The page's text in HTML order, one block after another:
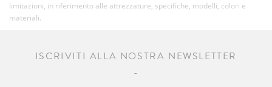
limitazioni, in riferimento alle attrezzature, specifiche, modelli, colori e
materiali.
ISCRIVITI ALLA NOSTRA NEWSLETTER